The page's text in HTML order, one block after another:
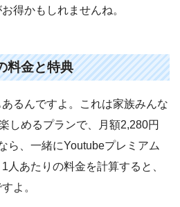
得かもしれませんね。
料金と特典
あるんですよ。これは家族みんな
しめるプランで、月額2,280円
ら、一緒にYoutubeプレミアム
人あたりの料金を計算すると、
よ。